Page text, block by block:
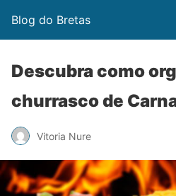
Blog do Bretas
Descubra como
churrasco de
Vitoria Nure